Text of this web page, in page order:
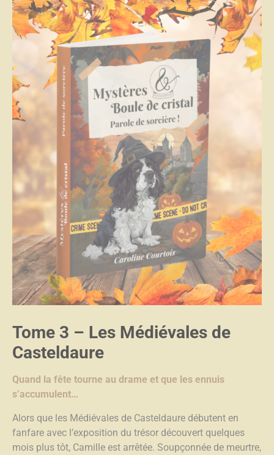
Tome 3 – Les Médiévales de
Casteldaure
Quand la fête tourne au drame et que les ennuis
s’accumulent…
Alors que les Médiévales de Casteldaure débutent en
fanfare avec l’exposition du trésor découvert quelques
mois plus tôt, Camille est arrêtée. Soupçonnée de meurtre,